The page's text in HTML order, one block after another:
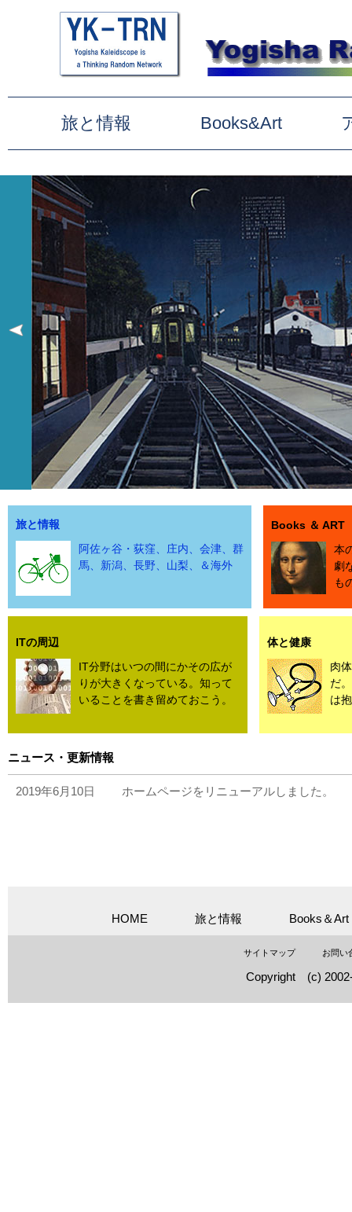
旅と情報 Books&Art
旅と情報
阿佐ヶ谷・荻窪、庄内、会津、群
馬、新潟、長野、山梨、＆海外
Books ＆ ART
本
劇
も
ITの周辺
IT分野はいつの間にかその広が
りが大きくなっている。知って
いることを書き留めておこう。
体と健康
肉
だ
は
ニュース・更新情報
2019年6月10日 ホームページをリニューアルしました。
HOME 旅と情報 Books＆Art
サイトマップ お問い
Copyright (c) 2002-